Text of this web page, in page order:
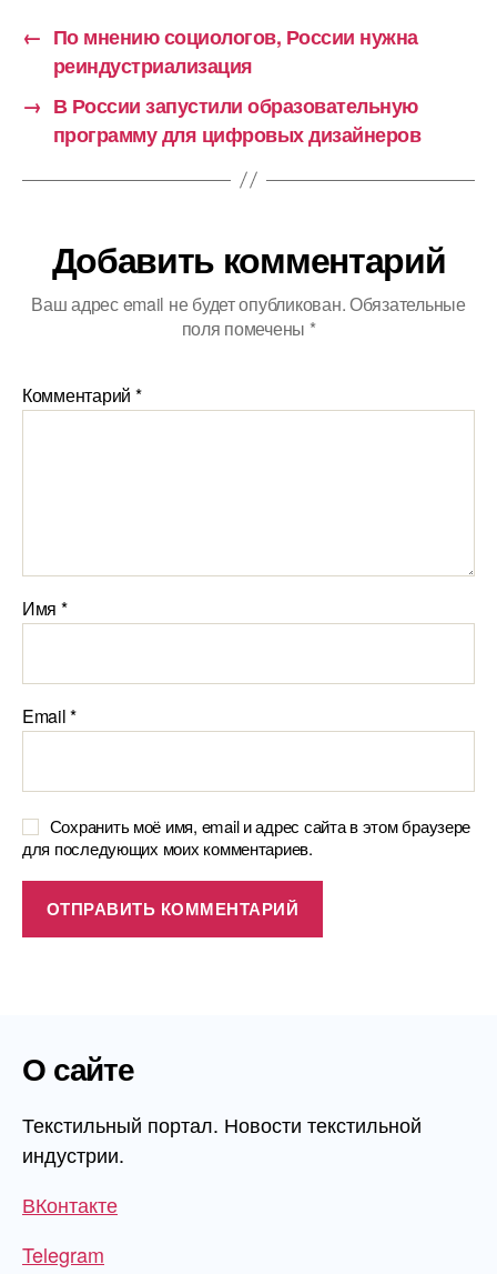
← По мнению социологов, России нужна
реиндустриализация
→ В России запустили образовательную
программу для цифровых дизайнеров
Добавить комментарий
Ваш адрес email не будет опубликован.Обязательные
поля помечены *
Комментарий *
Имя *
Email*
Сохранить моё имя, email и адрес сайта в этом браузере
для последующих моих комментариев.
О сайте
Текстильный портал. Новости текстильной
индустрии.
ВКонтакте
Telegram